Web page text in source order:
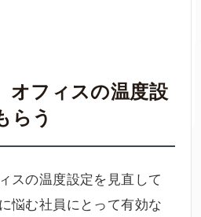
オフィスの温度設
らう
スの温度設定を見直して
悩む社員にとって有効な